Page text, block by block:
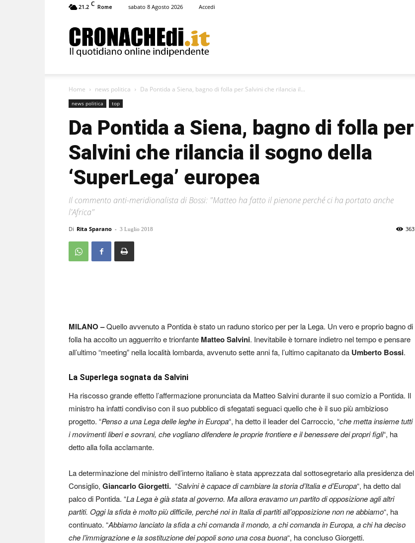
21.2 C Rome sabato 8 Agosto 2026 Accedi
Home news politica Da Pontida a Siena, bagno di folla per Salvini che rilancia il...
news politica top
Da Pontida a Siena, bagno di folla per
Salvini che rilancia il sogno della
‘SuperLega’ europea
Il commento anti-meridionalista di Bossi: "Matteo ha fatto il pienone perché ci ha portato anche
l'Africa"
Di Rita Sparano - 3 Luglio 2018 363
MILANO –Quello avvenuto a Pontida è stato un raduno storico per per la Lega. Un vero e proprio bagno di
folla ha accolto un agguerrito e trionfante Matteo Salvini. Inevitabile è tornare indietro nel tempo e pensare
all’ultimo “meeting” nella località lombarda, avvenuto sette anni fa, l’ultimo capitanato da Umberto Bossi.
La Superlega sognata da Salvini
Ha riscosso grande effetto l’affermazione pronunciata da Matteo Salvini durante il suo comizio a Pontida. Il
ministro ha infatti condiviso con il suo pubblico di sfegatati seguaci quello che è il suo più ambizioso
progetto. “Penso a una Lega delle leghe in Europa“, ha detto il leader del Carroccio, “che metta insieme tutti
i movimenti liberi e sovrani, che vogliano difendere le proprie frontiere e il benessere dei propri figli“, ha
detto alla folla acclamante.
La determinazione del ministro dell’interno italiano è stata apprezzata dal sottosegretario alla presidenza del
Consiglio, Giancarlo Giorgetti. “Salvini è capace di cambiare la storia d’Italia e d’Europa“, ha detto dal
palco di Pontida. “La Lega è già stata al governo. Ma allora eravamo un partito di opposizione agli altri
partiti. Oggi la sfida è molto più difficile, perché noi in Italia di partiti all’opposizione non ne abbiamo“, ha
continuato. “Abbiamo lanciato la sfida a chi comanda il mondo, a chi comanda in Europa, a chi ha deciso
che l’immigrazione e la sostituzione dei popoli sono una cosa buona“, ha concluso Giorgetti.